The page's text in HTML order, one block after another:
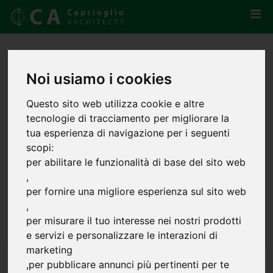
Noi usiamo i cookies
Questo sito web utilizza cookie e altre
tecnologie di tracciamento per migliorare la
tua esperienza di navigazione per i seguenti
scopi:
per abilitare le funzionalità di base del sito web
,
per fornire una migliore esperienza sul sito web
,
per misurare il tuo interesse nei nostri prodotti
e servizi e personalizzare le interazioni di
marketing
,per pubblicare annunci più pertinenti per te